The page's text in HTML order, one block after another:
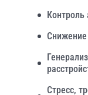
Контроль
Снижение
Стресс,